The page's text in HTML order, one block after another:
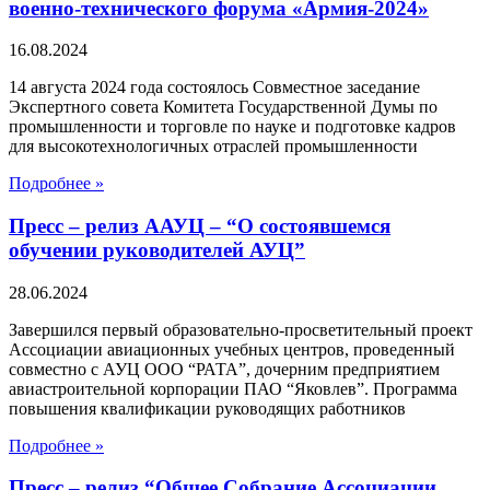
военно-технического форума «Армия-2024»
16.08.2024
14 августа 2024 года состоялось Совместное заседание
Экспертного совета Комитета Государственной Думы по
промышленности и торговле по науке и подготовке кадров
для высокотехнологичных отраслей промышленности
Подробнее »
Пресс – релиз ААУЦ – “О состоявшемся
обучении руководителей АУЦ”
28.06.2024
Завершился первый образовательно-просветительный проект
Ассоциации авиационных учебных центров, проведенный
совместно с АУЦ ООО “РАТА”, дочерним предприятием
авиастроительной корпорации ПАО “Яковлев”. Программа
повышения квалификации руководящих работников
Подробнее »